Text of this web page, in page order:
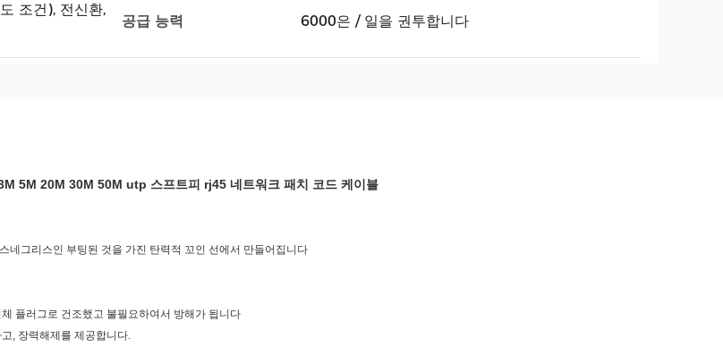
조건), 전신환,
공급 능력 6000은 / 일을 권투합니다
5M 20M 30M 50M utp 스프트피 rj45 네트워크 패치 코드 케이블
네그리스인 부팅된 것을 가진 탄력적 꼬인 선에서 만들어집니다
플러그로 건조했고 불필요하여서 방해가 됩니다
, 장력해제를 제공합니다.